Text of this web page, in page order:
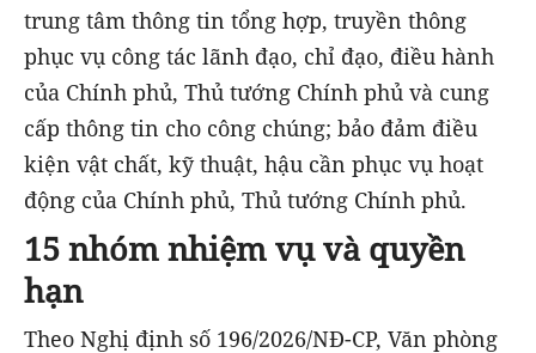
trung tâm thông tin tổng hợp, truyền thông
phục vụ công tác lãnh đạo, chỉ đạo, điều hành
của Chính phủ, Thủ tướng Chính phủ và cung
cấp thông tin cho công chúng; bảo đảm điều
kiện vật chất, kỹ thuật, hậu cần phục vụ hoạt
động của Chính phủ, Thủ tướng Chính phủ.
15 nhóm nhiệm vụ và quyền
hạn
Theo Nghị định số 196/2026/NĐ-CP, Văn phòng